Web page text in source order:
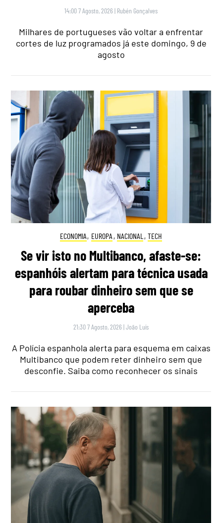
14:00 7 Agosto, 2026 | Rubén Gonçalves
Milhares de portugueses vão voltar a enfrentar
cortes de luz programados já este domingo, 9 de
agosto
ECONOMIA, EUROPA , NACIONAL , TECH
Se vir isto no Multibanco, afaste-se:
espanhóis alertam para técnica usada
para roubar dinheiro sem que se
aperceba
21:30 7 Agosto, 2026 |João Luís
A Polícia espanhola alerta para esquema em caixas
Multibanco que podem reter dinheiro sem que
desconfie. Saiba como reconhecer os sinais